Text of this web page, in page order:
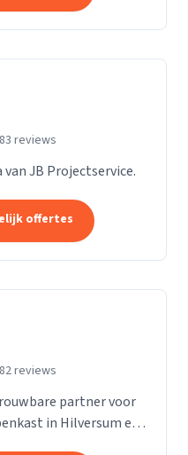
83 reviews
JB Projectservice.
offertes
82 reviews
partner voor
in Hilversum en